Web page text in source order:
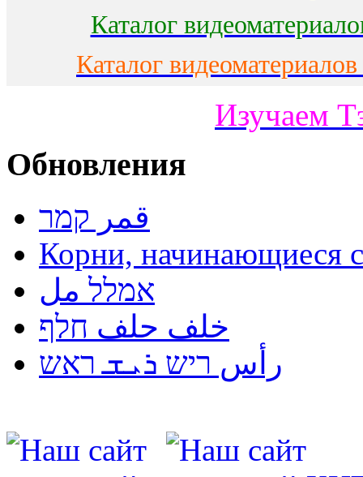
Каталог
Каталог
Изучаем
Обновления
قمر קמר
אמלל مل
خلف حلف חלף
رأس ריש ܪܝܫ ראש